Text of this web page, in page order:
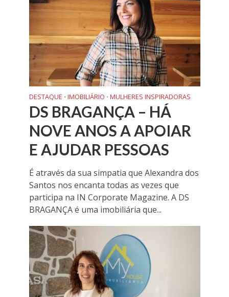
DESTAQUE • IMOBILIÁRIO • MULHERES INSPIRADORAS
DS BRAGANÇA – HÁ
NOVE ANOS A APOIAR
E AJUDAR PESSOAS
É através da sua simpatia que Alexandra dos
Santos nos encanta todas as vezes que
participa na IN Corporate Magazine. A DS
BRAGANÇA é uma imobiliária que...